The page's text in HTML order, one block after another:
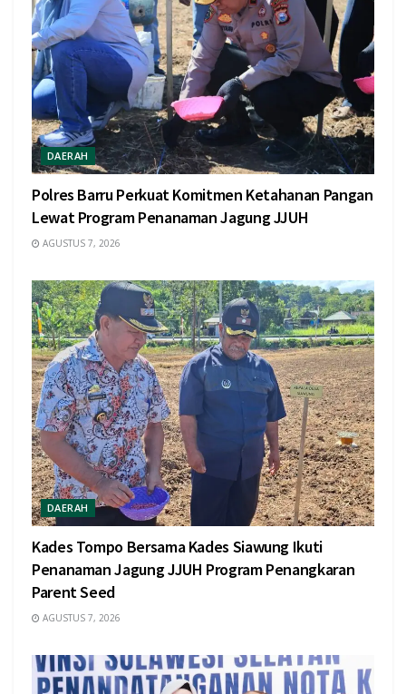
DAERAH
Polres Barru Perkuat Komitmen Ketahanan Pangan
Lewat Program Penanaman Jagung JJUH
AGUSTUS 7, 2026
DAERAH
Kades Tompo Bersama Kades Siawung Ikuti
Penanaman Jagung JJUH Program Penangkaran
Parent Seed
AGUSTUS 7, 2026